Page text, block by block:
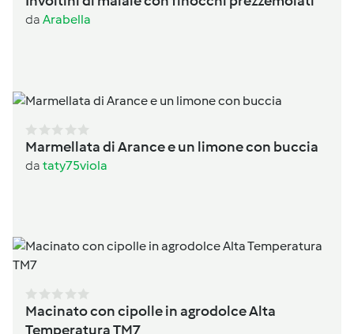
da Arabella
Marmellata di Arance e un limone con buccia
da taty75viola
Macinato con cipolle in agrodolce Alta
Temperatura TM7